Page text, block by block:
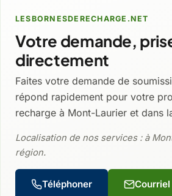
LESBORNESDERECHARGE.NET
Votre demande,
directement
Faites votre demande de
répond rapidement pour votre
recharge à Mont-Laurier et dans
Localisation de nos services : à
région.
Téléphoner Courriel